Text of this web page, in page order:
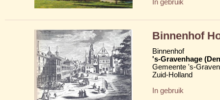
In gebruik
Binnenhof
Binnenhof
's-Gravenhage
Gemeente 's-
Zuid-Holland
In gebruik